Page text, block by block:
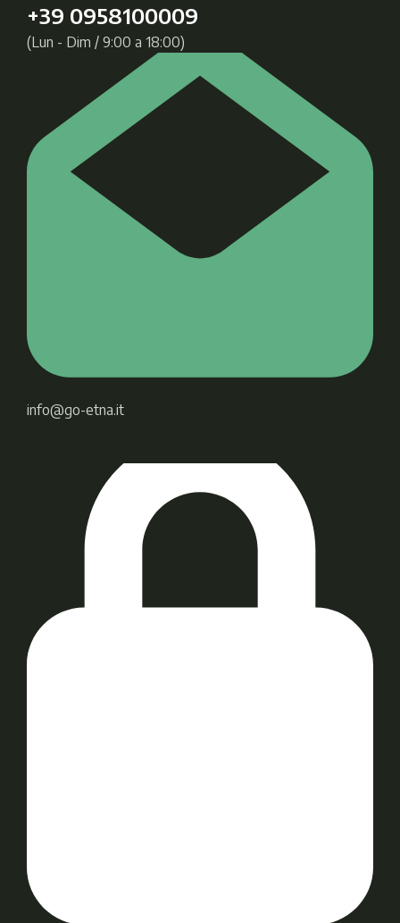
+39 0958100009
(Lun - Dim / 9:00 a 18:00)
info@go-etna.it